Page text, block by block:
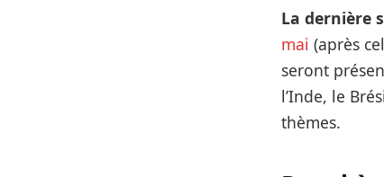
La dernière
mai (après
seront
l’Inde, le
thèmes.